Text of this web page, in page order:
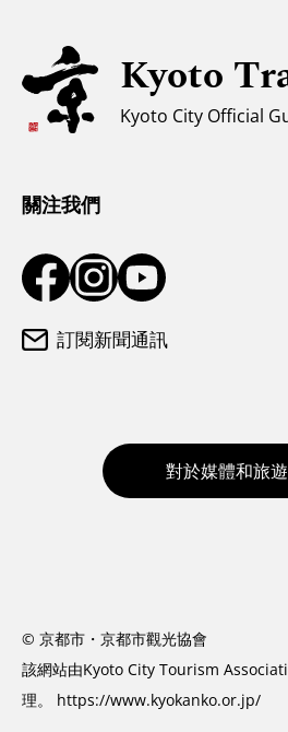
無障礙旅遊
穆斯林友善環境
氣候和服裝
Kyoto
Kyoto City Official
關注我們
訂閱新聞通訊
對於媒體和旅
© 京都市・京都市觀光協會
該網站由Kyoto City Tourism
理。 https://www.kyokanko.or.jp/